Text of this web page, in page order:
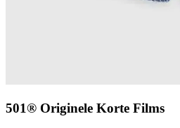
501® Originele Korte Films